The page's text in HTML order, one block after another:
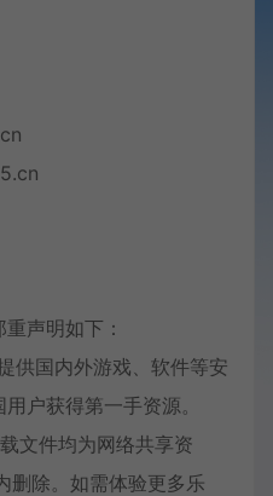
声明如下：
供国内外游戏、软件等安
户获得第一手资源。
文件均为网络共享资
删除。如需体验更多乐